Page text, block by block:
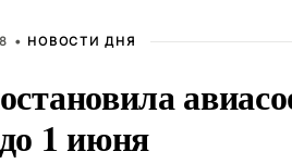
• НОВОСТИ ДНЯ
1 июня